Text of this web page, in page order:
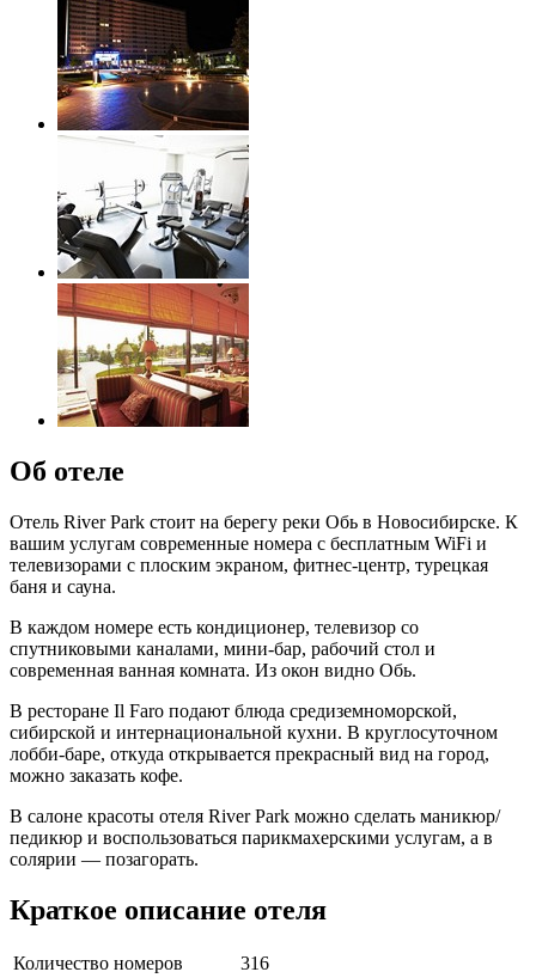
Об отеле
Отель River Park стоит на берегу реки Обь в Новосибирске. К
вашим услугам современные номера с бесплатным WiFi и
телевизорами с плоским экраном, фитнес-центр, турецкая
баня и сауна.
В каждом номере есть кондиционер, телевизор со
спутниковыми каналами, мини-бар, рабочий стол и
современная ванная комната. Из окон видно Обь.
В ресторане Il Faro подают блюда средиземноморской,
сибирской и интернациональной кухни. В круглосуточном
лобби-баре, откуда открывается прекрасный вид на город,
можно заказать кофе.
В салоне красоты отеля River Park можно сделать маникюр/
педикюр и воспользоваться парикмахерскими услугам, а в
солярии — позагорать.
Краткое описание отеля
Количество номеров
316